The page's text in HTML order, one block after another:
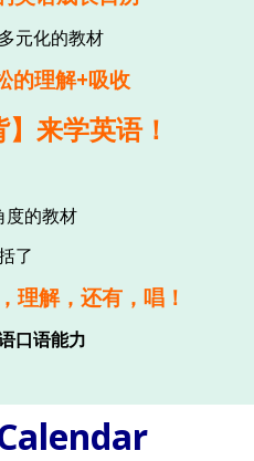
元化的教材
的理解+吸收
来学英语！
度的教材
了
理解，还有，唱！
口语能力